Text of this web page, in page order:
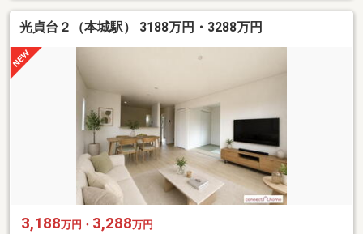
光貞台２（本城駅） 3188万円・3288万円
3,188万円・ 3,288万円